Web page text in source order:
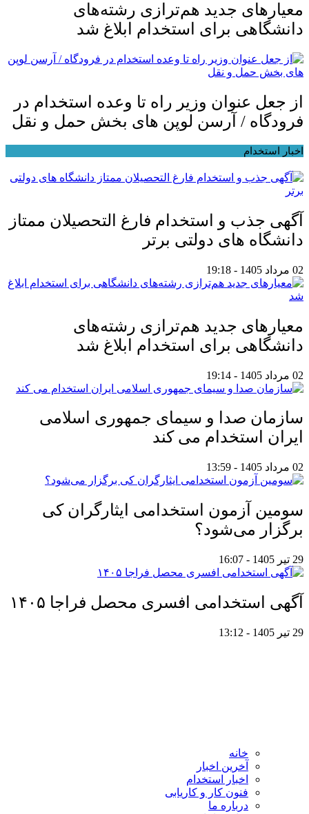
معیار‌های جدید هم‌ترازی رشته‌های
دانشگاهی برای استخدام ابلاغ شد
از جعل عنوان وزیر راه تا وعده استخدام در
فرودگاه / آرسن لوپن های بخش حمل و نقل
اخبار استخدام
آگهی جذب و استخدام فارغ التحصیلان ممتاز
دانشگاه های دولتی برتر
02 مرداد 1405 - 19:18
معیار‌های جدید هم‌ترازی رشته‌های
دانشگاهی برای استخدام ابلاغ شد
02 مرداد 1405 - 19:14
سازمان صدا و سیمای جمهوری اسلامی
ایران استخدام می کند
02 مرداد 1405 - 13:59
سومین آزمون استخدامی ایثارگران کی
برگزار می‌شود؟
29 تیر 1405 - 16:07
آگهی استخدامی افسری محصل فراجا ۱۴۰۵
29 تیر 1405 - 13:12
خانه
آخرین اخبار
اخبار استخدام
فنون کار و کاریابی
درباره ما